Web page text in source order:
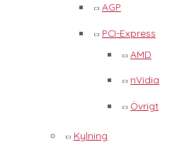
AGP
PCI-Express
AMD
nVidia
Övrigt
Kylning